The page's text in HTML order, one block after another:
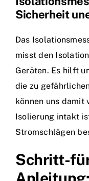
Sicherheit
Das
misst den
Geräten. Es hilft
die zu
können uns damit
Isolierung intakt
Stromschlägen
Schritt-